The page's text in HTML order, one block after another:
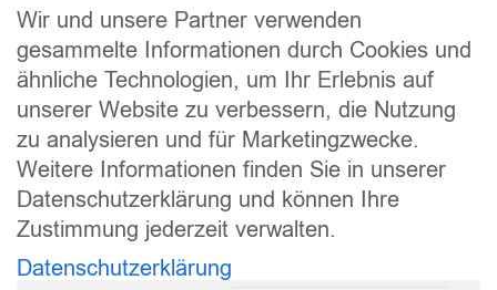
Rechtliches
Impressum
Datenschutz
Widerrufsrecht
Allgemeine Geschäftsbedingungen
Versand und Lieferung
Zahlungsweisen
Barrierefreiheitserklärung
Wir und unsere Partner verwenden
gesammelte Informationen durch Cookies und
ähnliche Technologien, um Ihr Erlebnis auf
unserer Website zu verbessern, die Nutzung
zu analysieren und für Marketingzwecke.
Weitere Informationen finden Sie in unserer
Datenschutzerklärung und können Ihre
Zustimmung jederzeit verwalten.
Datenschutzerklärung